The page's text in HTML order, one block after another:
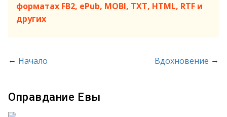
форматах FB2, ePub, MOBI, TXT, HTML, RTF и
других
← Начало Вдохновение →
Оправдание Евы